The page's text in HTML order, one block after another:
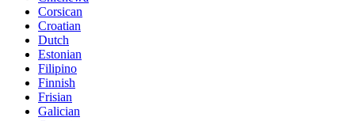
Corsican
Croatian
Dutch
Estonian
Filipino
Finnish
Frisian
Galician